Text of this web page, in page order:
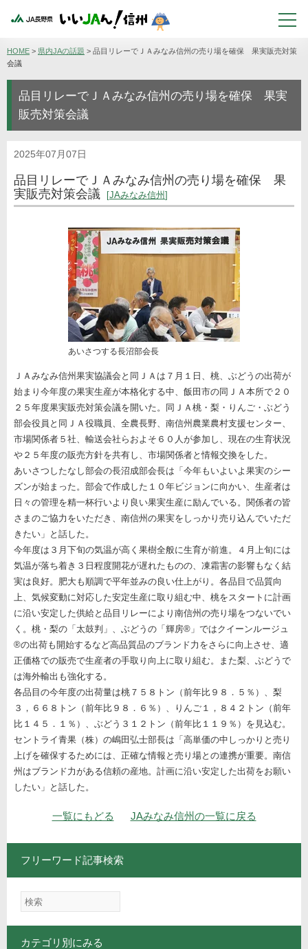
HOME > 県内JAの話題 > 品目リレーでＪＡみなみ信州の売り場を確保 果実販売対策
会議
品目リレーでＪＡみなみ信州の売り場を確保 果実
販売対策会議
2025年07月07日
品目リレーでＪＡみなみ信州の売り場を確保 果
実販売対策会議
JAみなみ信州
あいさつする長沼部会長
ＪＡみなみ信州果実協議会と同ＪＡは７月１日、桃、ぶどうの出荷が
始まり今年度の果実生産が本格化する中、飯田市の同ＪＡ本所で２０
２５年度果実販売対策会議を開いた。同ＪＡ桃・梨・りんご・ぶどう
部会役員と同ＪＡ役職員、全農長野、南信州農業農村支援センター、
市場関係者５社、輸送会社らおよそ６０人が参加し、現在の生育状況
や２５年度の販売方針を共有し、市場関係者と情報交換をした。
あいさつしたなし部会の長沼成部会長は「今年もいよいよ果実のシー
ズンが始まった。部会で作成した１０年ビジョンに向かい、生産者は
日々の管理を精一杯行いより良い果実生産に励んでいる。関係者の皆
さまのご協力をいただき、南信州の果実をしっかり売り込んでいただ
きたい」と話した。
今年度は３月下旬の気温が高く果樹全般に生育が前進。４月上旬には
気温が落ち着き３日程度開花が遅れたものの、凍霜害の影響もなく結
実は良好。肥大も順調で平年並みの良い仕上がり。各品目で品質向
上、気候変動に対応した安定生産に取り組む中、桃をスタートに計画
に沿い安定した供給と品目リレーにより南信州の売り場をつないでい
く。桃・梨の「太鼓判」、ぶどうの「輝房®」ではクイーンルージュ
®の出荷も開始するなど高品質品のブランド力をさらに向上させ、適
正価格での販売で生産者の手取り向上に取り組む。また梨、ぶどうで
は海外輸出も強化する。
各品目の今年度の出荷量は桃７５８トン（前年比９８．５％）、梨
３，６６８トン（前年比９８．６％）、りんご１，８４２トン（前年
比１４５．１％）、ぶどう３１２トン（前年比１１９％）を見込む。
セントライ青果（株）の嶋田弘士部長は「高単価の中しっかりと売り
上げを確保するためには、正確な情報と売り場との連携が重要。南信
州はブランド力がある信頼の産地。計画に沿い安定した出荷をお願い
したい」と話した。
ナビゲーション
一覧にもどる JAみなみ信州の一覧に戻る
フリーワード記事検索
カテゴリ別にみる